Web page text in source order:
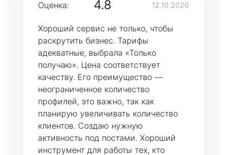
Оценка: 4.8 12.10.2020
Хороший сервис не только, чтобы
раскрутить бизнес. Тарифы
адекватные, выбрала «Только
получаю». Цена соответствует
качеству. Его преимущество —
неограниченное количество
профилей, это важно, так как
планирую увеличивать количество
клиентов. Создаю нужную
активность под постами. Хороший
инструмент для работы тех, кто